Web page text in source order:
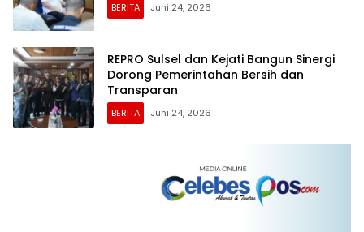
BERITA Juni 24, 2026
REPRO Sulsel dan Kejati Bangun Sinergi
Dorong Pemerintahan Bersih dan
Transparan
BERITA Juni 24, 2026